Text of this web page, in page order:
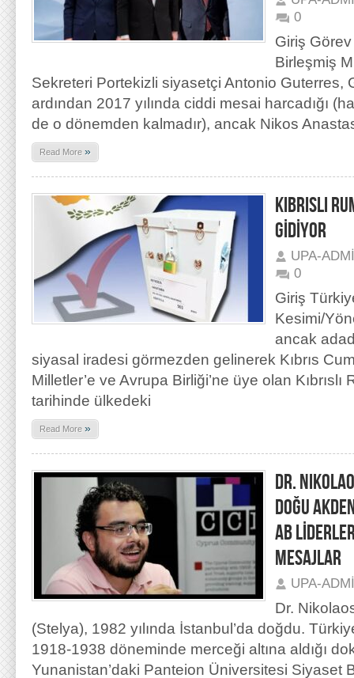
0
Giriş
Birleşmiş
Sekreteri Portekizli siyasetçi Antonio Guterres,
ardından 2017 yılında ciddi mesai harcadığı
de o dönemden kalmadır), ancak Nikos
Read More »
KIBRISLI
GİDİYOR
UPA-
0
Giriş
Kesimi/
ancak
siyasal iradesi görmezden gelinerek Kıbrıs
Milletler’e ve Avrupa Birliği’ne üye olan Kıbrıslı
tarihinde ülkedeki
Read More »
DR.
DOĞU
AB
MESAJLAR
UPA-
Dr.
(Stelya), 1982 yılında İstanbul’da doğdu.
1918-1938 döneminde merceği altına aldığı
Yunanistan’daki Panteion Üniversitesi Siyaset